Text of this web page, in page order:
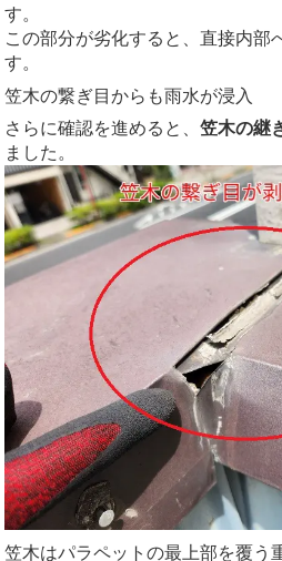
す。
この部分が劣化すると、直接内部
す。
笠木の繋ぎ目からも雨水が浸入
さらに確認を進めると、笠木の継
ました。
笠木はパラペットの最上部を覆う